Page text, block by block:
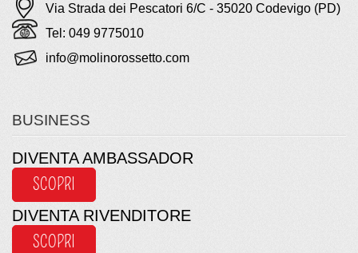
Via Strada dei Pescatori 6/C - 35020 Codevigo (PD)
Tel: 049 9775010
info@molinorossetto.com
BUSINESS
DIVENTA AMBASSADOR
SCOPRI
DIVENTA RIVENDITORE
SCOPRI